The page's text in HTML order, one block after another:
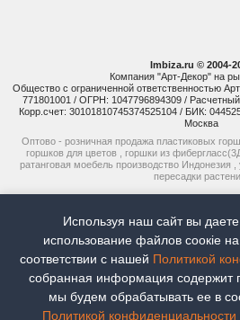
Imbiza.ru © 2004-
Компания "Арт-Декор" на
Общество с ограниченной ответственностью
771801001 / ОГРН: 1047796894309 /
Корр.счет: 30101810745374525104 / БИК:
Москва
Оптово - розничная продажа пластиковых
горшков для цветов , горшки из
ратанговая моебель производство Индонезия
пересадки
+7 (925) 514-
+7 (926) 941-
Наш рейтинг:
Всего
Используя наш сайт вы
использование файлов соoкіе
соответствии с нашей Политикой
собранная информация содержит
мы будем обрабатывать ее в
Политикой конфиденциальности